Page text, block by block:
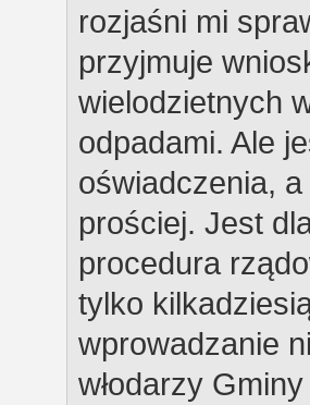
rozjaśni mi
przyjmuje
wielodzietnych
odpadami. Ale
oświadczenia,
prościej. Jest
procedura
tylko
wprowadzanie
włodarzy